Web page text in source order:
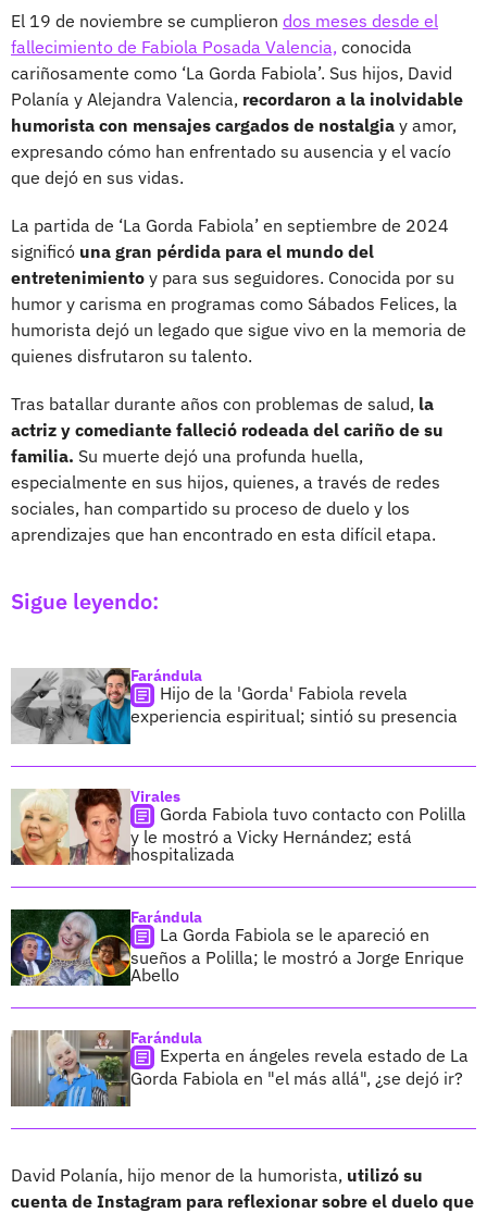
El 19 de noviembre se cumplieron dos meses desde el
fallecimiento de Fabiola Posada Valencia, conocida
cariñosamente como ‘La Gorda Fabiola’. Sus hijos, David
Polanía y Alejandra Valencia, recordaron a la inolvidable
humorista con mensajes cargados de nostalgia y amor,
expresando cómo han enfrentado su ausencia y el vacío
que dejó en sus vidas.
La partida de ‘La Gorda Fabiola’ en septiembre de 2024
significó una gran pérdida para el mundo del
entretenimiento y para sus seguidores. Conocida por su
humor y carisma en programas como Sábados Felices, la
humorista dejó un legado que sigue vivo en la memoria de
quienes disfrutaron su talento.
Tras batallar durante años con problemas de salud, la
actriz y comediante falleció rodeada del cariño de su
familia. Su muerte dejó una profunda huella,
especialmente en sus hijos, quienes, a través de redes
sociales, han compartido su proceso de duelo y los
aprendizajes que han encontrado en esta difícil etapa.
Sigue leyendo:
Farándula
Hijo de la 'Gorda' Fabiola revela
experiencia espiritual; sintió su presencia
Virales
Gorda Fabiola tuvo contacto con Polilla
y le mostró a Vicky Hernández; está
hospitalizada
Farándula
La Gorda Fabiola se le apareció en
sueños a Polilla; le mostró a Jorge Enrique
Abello
Farándula
Experta en ángeles revela estado de La
Gorda Fabiola en "el más allá", ¿se dejó ir?
David Polanía, hijo menor de la humorista, utilizó su
cuenta de Instagram para reflexionar sobre el duelo que